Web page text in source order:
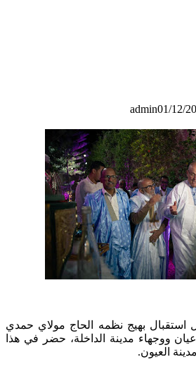
admin01/12/
استقبال بهيج نظمه الحاج مولاي حمدي
ووجهاء مدينة الداخلة، حضر في هذا
العيون.